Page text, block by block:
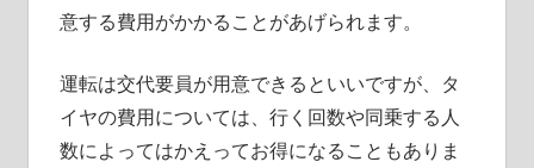
意する費用がかかることがあげられます。
運転は交代要員が用意できるといいですが、タ
イヤの費用については、行く回数や同乗する人
数によってはかえってお得になることもありま